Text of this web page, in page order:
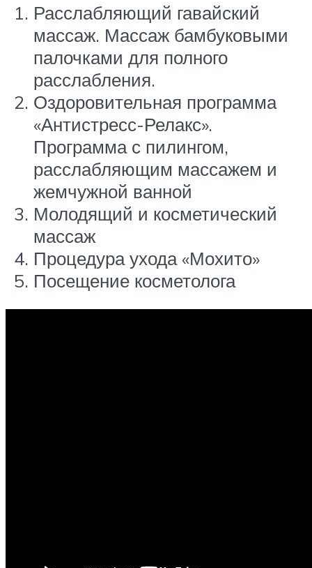
Расслабляющий гавайский
массаж. Массаж бамбуковыми
палочками для полного
расслабления.
Оздоровительная программа
«Антистресс-Релакс».
Программа с пилингом,
расслабляющим массажем и
жемчужной ванной
Молодящий и косметический
массаж
Процедура ухода «Мохито»
Посещение косметолога